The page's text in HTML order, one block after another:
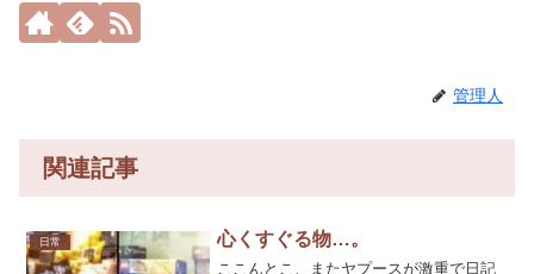
管理人
関連記事
日常 心くすぐる物…。
ここんとこ、またヤプースが激重で日記